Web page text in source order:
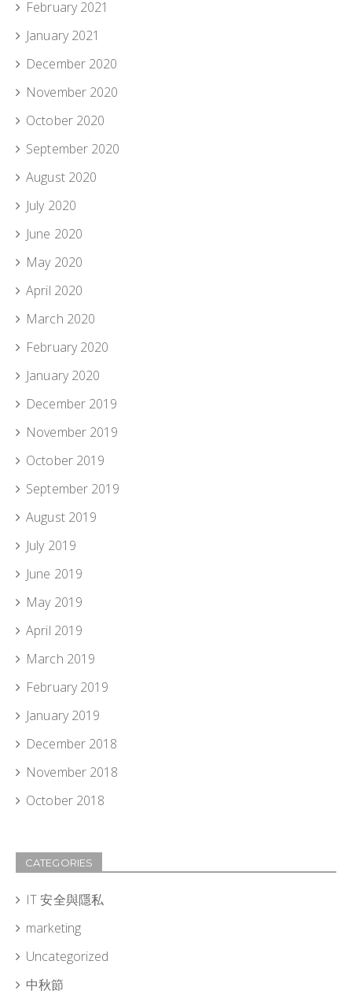
February 2021
January 2021
December 2020
November 2020
October 2020
September 2020
August 2020
July 2020
June 2020
May 2020
April 2020
March 2020
February 2020
January 2020
December 2019
November 2019
October 2019
September 2019
August 2019
July 2019
June 2019
May 2019
April 2019
March 2019
February 2019
January 2019
December 2018
November 2018
October 2018
CATEGORIES
IT 安全與隱私
marketing
Uncategorized
中秋節